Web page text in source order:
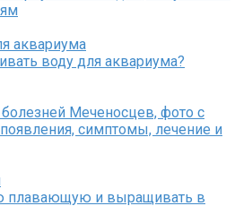
воду для аквариума?
Меченосцев, фото с
симптомы, лечение и
плавающую и выращивать в